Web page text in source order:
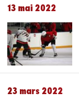
13 mai 2022
23 mars 2022